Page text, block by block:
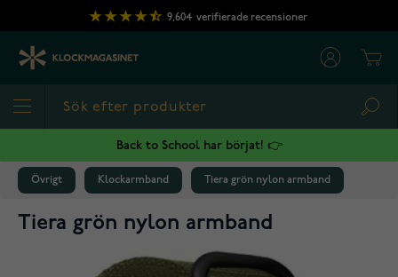
Hoppa till innehållet
9,604 verifierade recensioner
Back to School har börjat! 👉
Övrigt Klockarmband Tiera grön nylon armband
Tiera grön nylon armband